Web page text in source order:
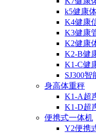
k5健康
K4健康
K3健康
K2健康
K2-B健
K1-C健
SJ300
身高体重秤
K1-A超
K1-D超
便携式一体机
Y2便携